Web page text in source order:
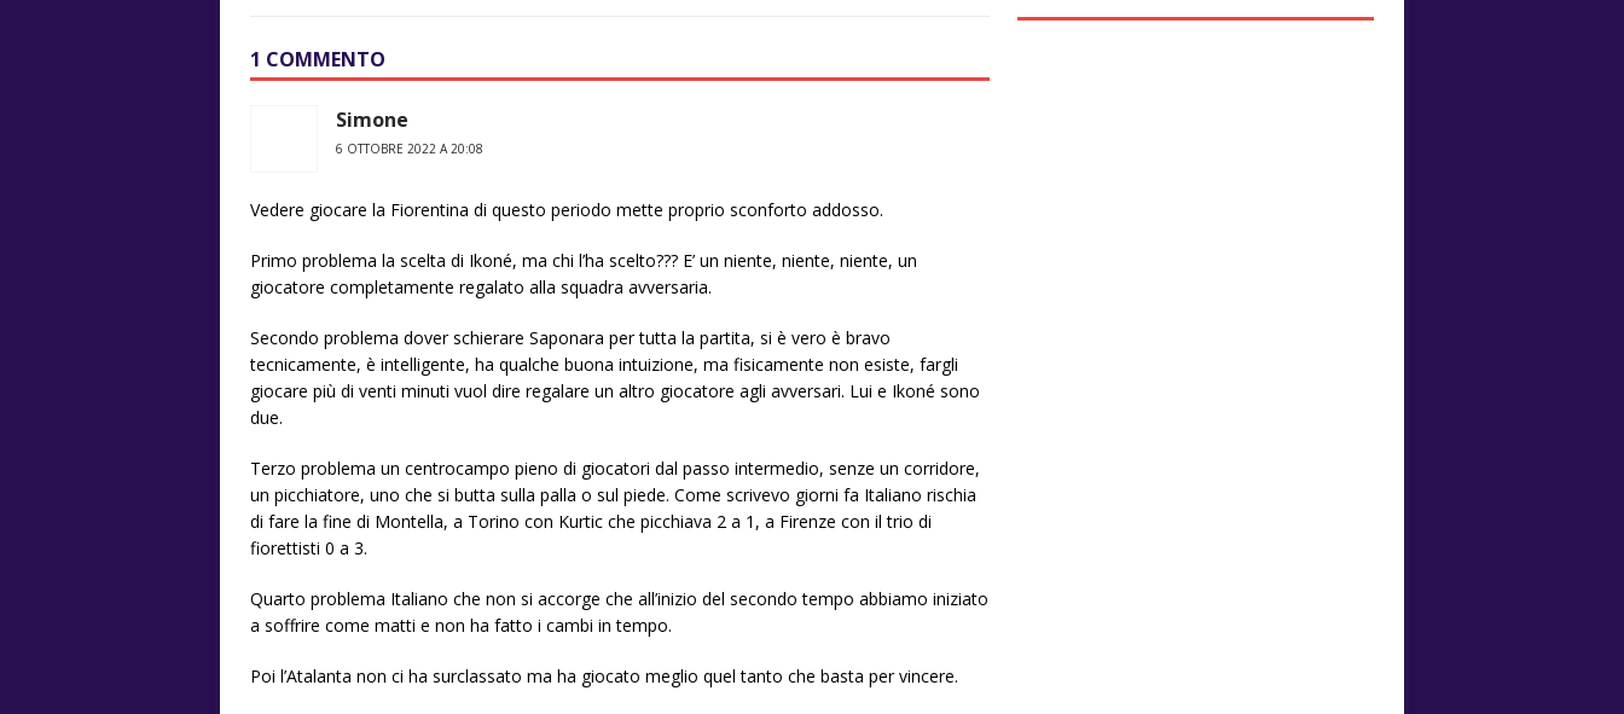
1 COMMENTO
Simone
6 OTTOBRE 2022 A 20:08
Vedere giocare la Fiorentina di questo periodo mette proprio sconforto addosso.
Primo problema la scelta di Ikoné, ma chi l’ha scelto??? E’ un niente, niente, niente, un
giocatore completamente regalato alla squadra avversaria.
Secondo problema dover schierare Saponara per tutta la partita, si è vero è bravo
tecnicamente, è intelligente, ha qualche buona intuizione, ma fisicamente non esiste, fargli
giocare più di venti minuti vuol dire regalare un altro giocatore agli avversari. Lui e Ikoné sono
due.
Terzo problema un centrocampo pieno di giocatori dal passo intermedio, senze un corridore,
un picchiatore, uno che si butta sulla palla o sul piede. Come scrivevo giorni fa Italiano rischia
di fare la fine di Montella, a Torino con Kurtic che picchiava 2 a 1, a Firenze con il trio di
fiorettisti 0 a 3.
Quarto problema Italiano che non si accorge che all’inizio del secondo tempo abbiamo iniziato
a soffrire come matti e non ha fatto i cambi in tempo.
Poi l’Atalanta non ci ha surclassato ma ha giocato meglio quel tanto che basta per vincere.